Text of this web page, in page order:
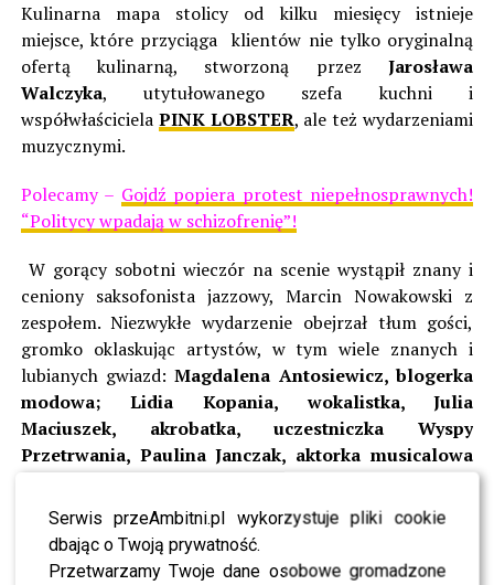
Serwis przeAmbitni.pl wykorzystuje pliki cookie
dbając o Twoją prywatność.
Przetwarzamy Twoje dane osobowe gromadzone
Kulinarna mapa stolicy od kilku miesięcy istnieje
miejsce, które przyciąga klientów nie tylko oryginalną
ofertą kulinarną, stworzoną przezJarosława
Walczyka, utytułowanego szefa kuchni i
współwłaściciela PINK LOBSTER, ale też wydarzeniami
muzycznymi.
Polecamy – Gojdź popiera protest niepełnosprawnych!
“Politycy wpadają w schizofrenię”!
W gorący sobotni wieczór na scenie wystąpił znany i
ceniony saksofonista jazzowy, Marcin Nowakowski z
zespołem. Niezwykłe wydarzenie obejrzał tłum gości,
gromko oklaskując artystów, w tym wiele znanych i
lubianych gwiazd:Magdalena Antosiewicz, blogerka
modowa; Lidia Kopania, wokalistka, Julia
Maciuszek, akrobatka, uczestniczka Wyspy
Przetrwania, Paulina Janczak, aktorka musicalowa
goście udali się na degustacje dań, szczególnie
rekomendowanych na późną kolację i na rozmowy o
sztuce, jedzeniu, modzie i muzyce.